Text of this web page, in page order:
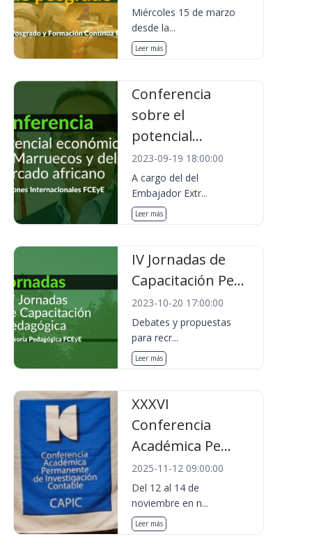
Miércoles 15 de marzo
desde la...
Leer más
Conferencia
sobre el
potencial...
2023-09-19 18:00:00
A cargo del del
Embajador Extr...
Leer más
IV Jornadas de
Capacitación Pe...
2023-10-20 17:00:00
Debates y propuestas
para recr...
Leer más
XXXVI
Conferencia
Académica Pe...
2025-11-12 09:00:00
Del 12 al 14 de
noviembre en n...
Leer más